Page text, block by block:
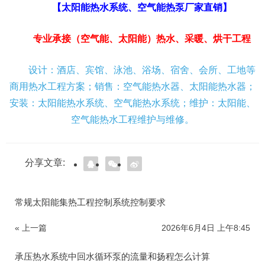
【太阳能热水系统、空气能热泵厂家直销】
专业承接（空气能、太阳能）热水、采暖、烘干工程
设计：酒店、宾馆、泳池、浴场、宿舍、会所、工地等
商用热水工程方案；销售：空气能热水器、太阳能热水器；
安装：太阳能热水系统、空气能热水系统；维护：太阳能、
空气能热水工程维护与维修。
分享文章:
常规太阳能集热工程控制系统控制要求
« 上一篇 2026年6月4日 上午8:45
承压热水系统中回水循环泵的流量和扬程怎么计算